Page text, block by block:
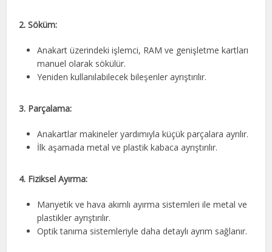
2. Söküm:
Anakart üzerindeki işlemci, RAM ve genişletme kartları
manuel olarak sökülür.
Yeniden kullanılabilecek bileşenler ayrıştırılır.
3. Parçalama:
Anakartlar makineler yardımıyla küçük parçalara ayrılır.
İlk aşamada metal ve plastik kabaca ayrıştırılır.
4. Fiziksel Ayırma:
Manyetik ve hava akımlı ayırma sistemleri ile metal ve
plastikler ayrıştırılır.
Optik tanıma sistemleriyle daha detaylı ayrım sağlanır.